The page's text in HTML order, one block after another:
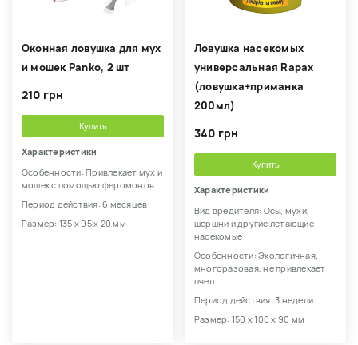
Оконная ловушка для мух
и мошек Panko, 2 шт
210 грн
Купить
Характеристики
Особенности: Привлекает мух и
мошек с помощью феромонов
Период действия: 6 месяцев
Размер: 135 х 95 х 20 мм
Ловушка насекомых
универсальная Rapax
(ловушка+приманка
200мл)
340 грн
Купить
Характеристики
Вид вредителя: Осы, мухи,
шершни и другие летающие
насекомые
Особенности: Экологичная,
многоразовая, не привлекает
пчел
Период действия: 3 недели
Размер: 150 х 100 х 90 мм